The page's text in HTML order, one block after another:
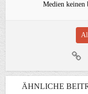
Medien keinen
ÄHNLICHE